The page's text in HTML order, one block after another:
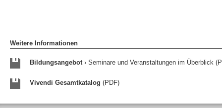
Weitere Informationen
Bildungsangebot› Seminare und Veranstaltungen im Überblick
Vivendi Gesamtkatalog (PDF)